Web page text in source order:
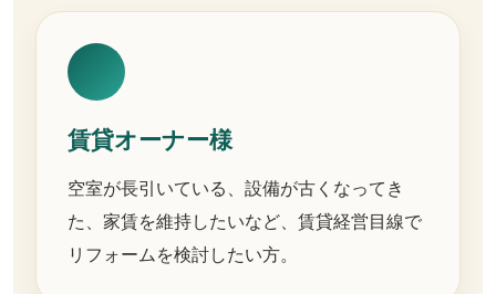
賃貸オーナー様
空室が長引いている、設備が古くなってき
た、家賃を維持したいなど、賃貸経営目線で
リフォームを検討したい方。